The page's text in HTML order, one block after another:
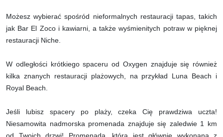
Możesz wybierać spośród nieformalnych restauracji tapas, takich
jak Bar El Zoco i kawiarni, a także wyśmienitych potraw w pięknej
restauracji Niche.
W odległości krótkiego spaceru od Oxygen znajduje się również
kilka znanych restauracji plażowych, na przykład Luna Beach i
Royal Beach.
Jeśli lubisz spacery po plaży, czeka Cię prawdziwa uczta!
Niesamowita nadmorska promenada znajduje się zaledwie 1 km